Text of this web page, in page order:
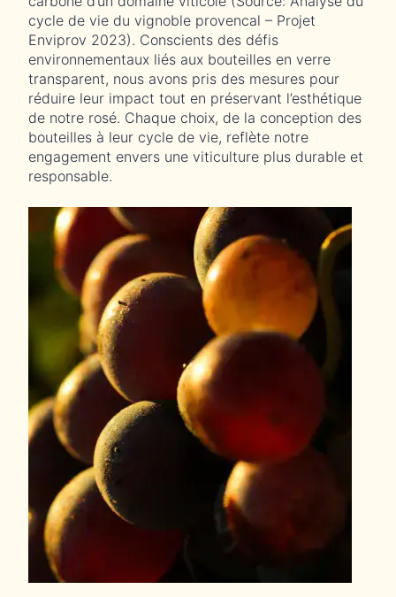
cycle de vie du vignoble provencal – Projet
Enviprov 2023). Conscients des défis
environnementaux liés aux bouteilles en verre
transparent, nous avons pris des mesures pour
réduire leur impact tout en préservant l’esthétique
de notre rosé. Chaque choix, de la conception des
bouteilles à leur cycle de vie, reflète notre
engagement envers une viticulture plus durable et
responsable.